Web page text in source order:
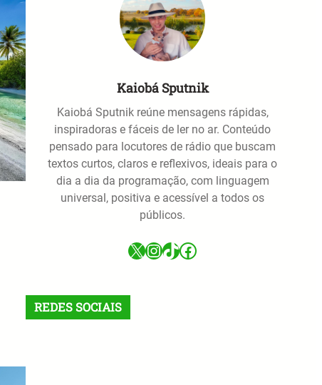
Kaiobá Sputnik
Kaiobá Sputnik reúne mensagens rápidas,
inspiradoras e fáceis de ler no ar. Conteúdo
pensado para locutores de rádio que buscam
textos curtos, claros e reflexivos, ideais para o
dia a dia da programação, com linguagem
universal, positiva e acessível a todos os
públicos.
X InstagramTikTok Facebook
REDES SOCIAIS